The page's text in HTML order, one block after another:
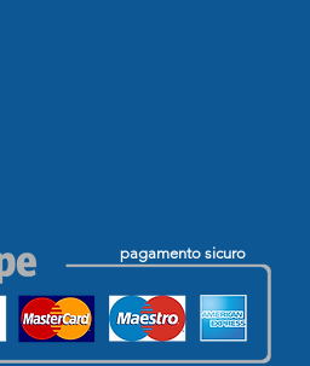
pagamento sicuro